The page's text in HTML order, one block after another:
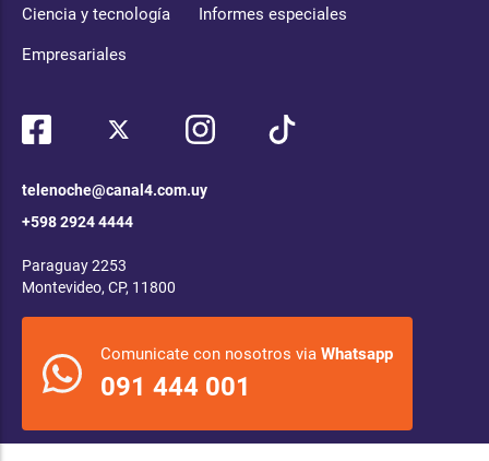
Ciencia y tecnología Informes especiales
Empresariales
telenoche@canal4.com.uy
+598 2924 4444
Paraguay 2253
Montevideo, CP, 11800
Comunicate con nosotros via Whatsapp
091 444 001